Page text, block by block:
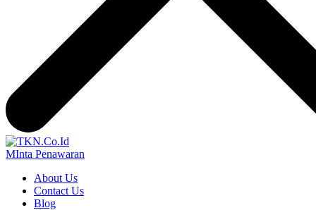
MInta Penawaran
About Us
Contact Us
Blog